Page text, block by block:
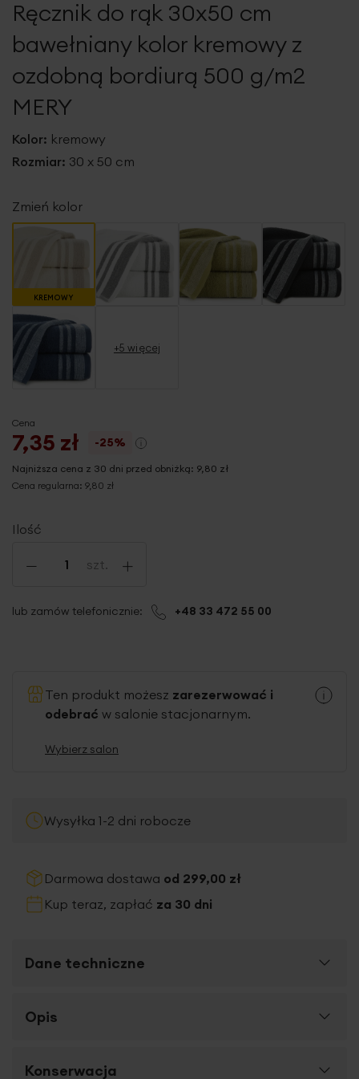
galeriiRęcznik do rąk 30x50 cm
bawełniany kolor kremowy z
ozdobną bordiurą 500 g/m2
MERY
Kolor: kremowy
Rozmiar: 30 x 50 cm
Zmień kolor
KREMOWY
+5 więcej
Ilość
- szt. +
Cena
7,35 zł -25%
Najniższa cena z 30 dni przed obniżką: 9,80 zł
Cena regularna: 9,80 zł
lub zamów telefonicznie: +48 33 472 55 00
Ten produkt możesz zarezerwować i
odebrać w salonie stacjonarnym.
Wybierz salon
Wysyłka 1-2 dni robocze
Darmowa dostawa od 299,00 zł
Kup teraz, zapłać za 30 dni
Dane techniczne
Więcej
informacji
SKU
Opis
Ręcznik MERY, to połączenie wyjątkowej jakości,
Konserwacja